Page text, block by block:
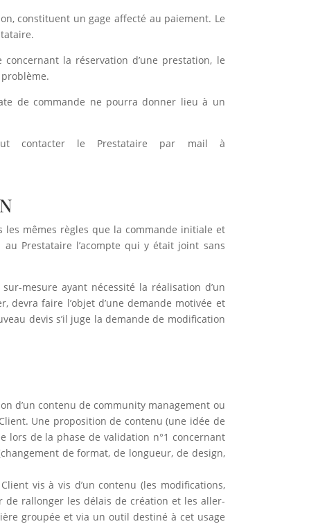
constituent un gage affecté au paiement. Le
la réservation d’une prestation, le
de commande ne pourra donner lieu à un
contacter le Prestataire par mail à
mêmes règles que la commande initiale et
Prestataire l’acompte qui y était joint sans
mesure ayant nécessité la réalisation d’un
faire l’objet d’une demande motivée et
devis s’il juge la demande de modification
d’un contenu de community management ou
Une proposition de contenu (une idée de
de la phase de validation n°1 concernant
de format, de longueur, de design,
vis à vis d’un contenu (les modifications,
rallonger les délais de création et les aller-
groupée et via un outil destiné à cet usage